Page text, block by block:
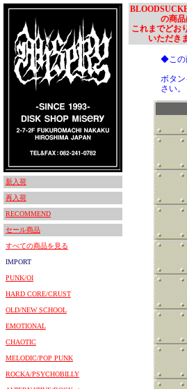
新入荷
再入荷
RECOMMEND
セール商品
すべての商品を見る
IMPORT
PUNK/OI
HARD CORE/CRUST
OLD/NEW SCHOOL
EMOTIONAL
CHAOTIC
MELODIC/POP PUNK
ROCKA/PSYCHOBILLY
の商品
これまでどお
いただき
◆この
ボタ
さい